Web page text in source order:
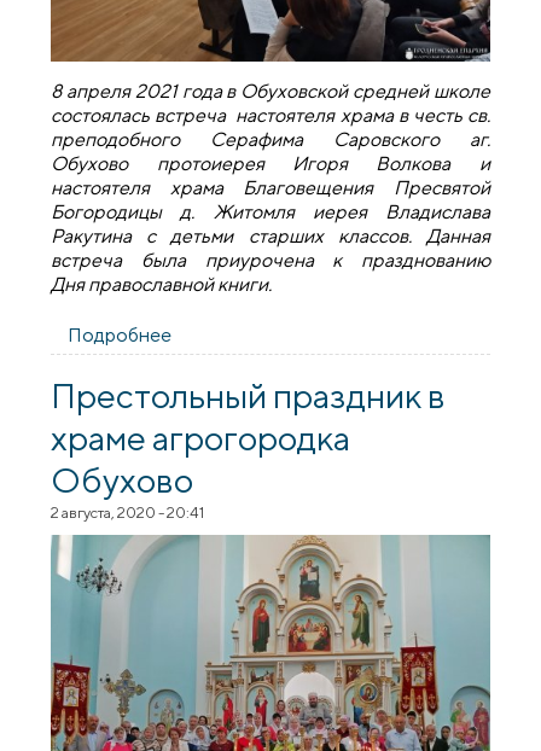
8 апреля 2021 года в Обуховской средней школе
состоялась встреча настоятеля храма в честь св.
преподобного Серафима Саровского аг.
Обухово протоиерея Игоря Волкова и
настоятеля храма Благовещения Пресвятой
Богородицы д. Житомля иерея Владислава
Ракутина с детьми старших классов. Данная
встреча была приурочена к празднованию
Дня православной книги.
Подробнее
агрогородка Обухово
Престольный праздник в
храме агрогородка
Обухово
2 августа, 2020 - 20:41